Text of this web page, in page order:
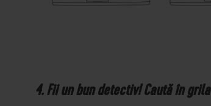
4. Fii un bun detectiv! Caută în grila